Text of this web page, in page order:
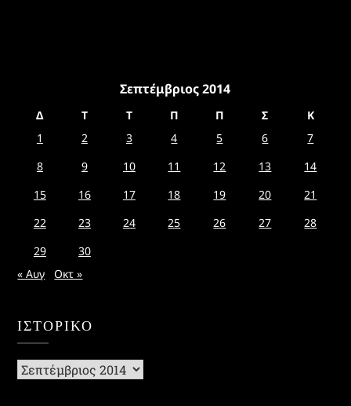
Σεπτέμβριος 2014
Δ Τ Τ Π Π Σ
Κ
1
2 3 4 5 6
7
8
9 10 11 12 13
14
15
16 17 18 19 20
21
22
23 24 25 26 27
28
29
30
« Αυγ
Οκτ »
ΙΣΤΟΡΙΚΌ
Ιστορικό